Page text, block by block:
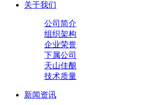
关于我们
公司简介
组织架构
企业荣誉
下属公司
天山佳酿
技术质量
新闻资讯